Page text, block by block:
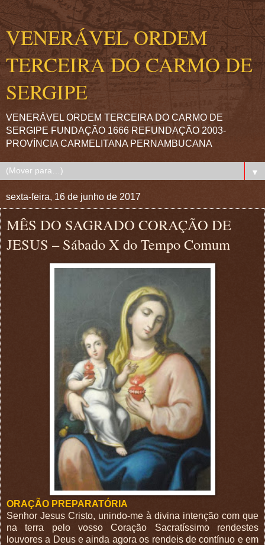
VENERÁVEL ORDEM
TERCEIRA DO CARMO DE
SERGIPE
VENERÁVEL ORDEM TERCEIRA DO CARMO DE
SERGIPE FUNDAÇÃO 1666 REFUNDAÇÃO 2003-
PROVÍNCIA CARMELITANA PERNAMBUCANA
▼
sexta-feira, 16 de junho de 2017
MÊS DO SAGRADO CORAÇÃO DE
JESUS – Sábado X do Tempo Comum
ORAÇÃO PREPARATÓRIA
Senhor Jesus Cristo, unindo-me à divina intenção com que
na terra pelo vosso Coração Sacratíssimo rendestes
louvores a Deus e ainda agora os rendeis de contínuo e em